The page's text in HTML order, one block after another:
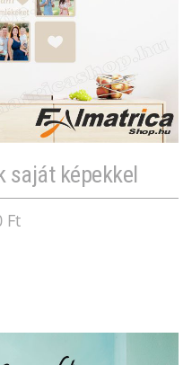
saját képekkel
Ft